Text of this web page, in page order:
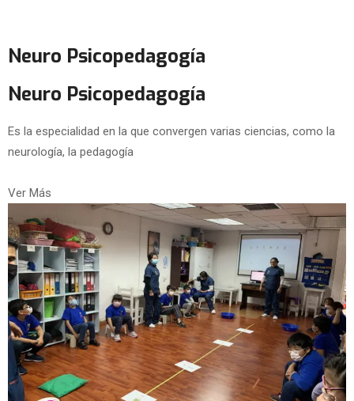
Neuro Psicopedagogía
Neuro Psicopedagogía
Es la especialidad en la que convergen varias ciencias, como la
neurología, la pedagogía
Ver Más